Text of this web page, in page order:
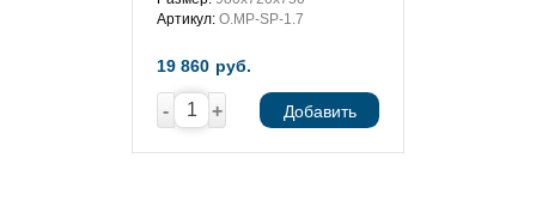
Артикул: O.MP-SP-1.7
19 860 руб.
- + Добавить